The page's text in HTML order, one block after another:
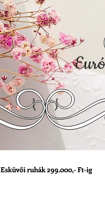
Esküvői ruhák 299.000,- Ft-ig